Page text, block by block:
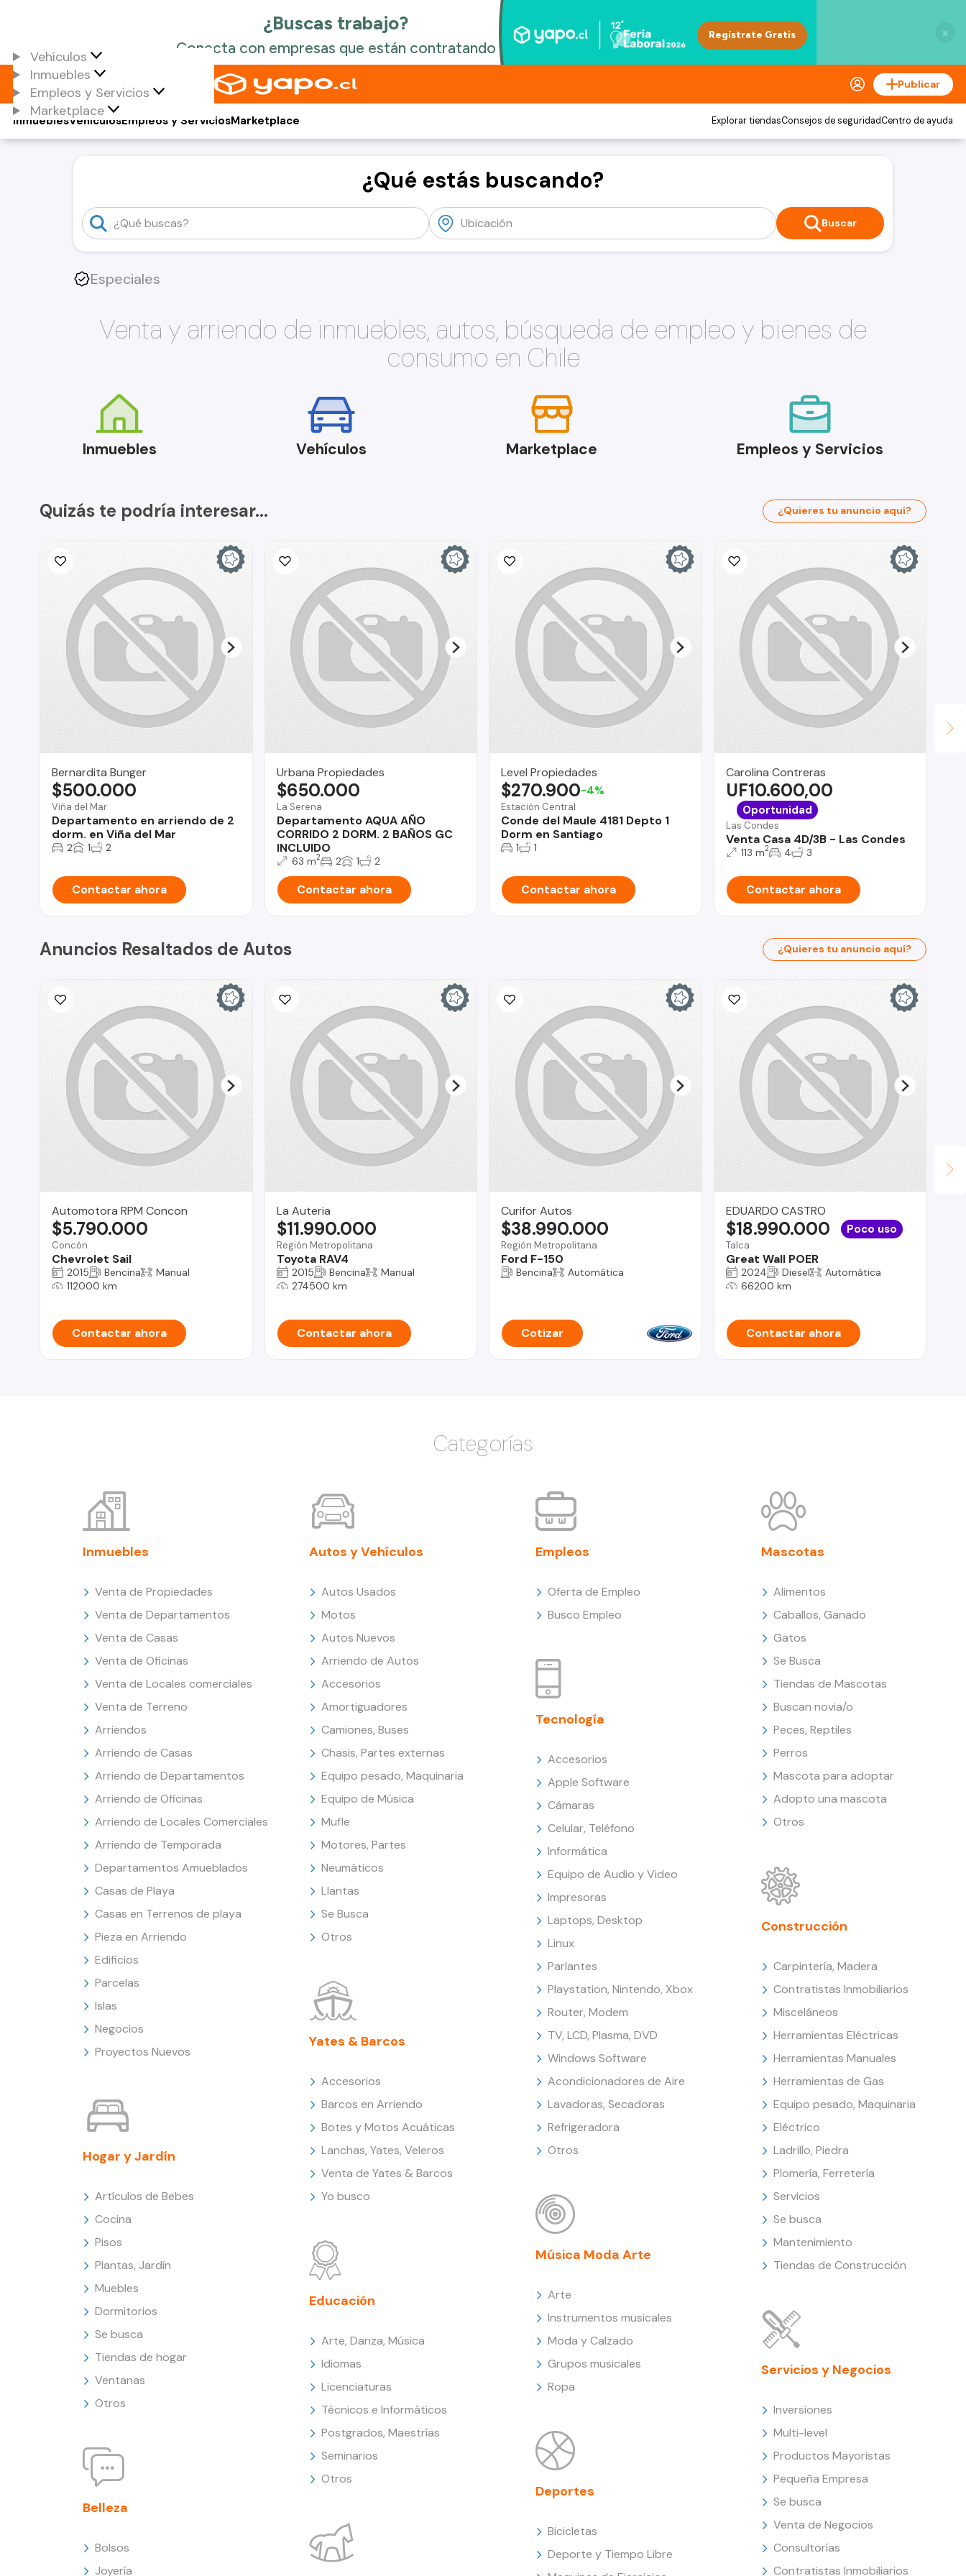
×
Vehículos
Inmuebles
Empleos y Servicios
Marketplace
Publicar
Vehículos
Inmuebles Empleos y ServiciosMarketplace Explorar tiendasConsejos de seguridadCentro de ayuda
¿Qué estás buscando?
Buscar
Especiales
Venta y arriendo de inmuebles, autos, búsqueda de empleo y bienes de
consumo en Chile
Inmuebles Vehículos Marketplace Empleos y Servicios
Quizás te podría interesar... ¿Quieres tu anuncio aquí?
Bernardita Bunger
Viña del Mar
Departamento en arriendo de 2
dorm. en Viña del Mar
$500.000
2 1 2
Contactar ahora
Urbana Propiedades
La Serena
Departamento AQUA AÑO
CORRIDO 2 DORM. 2 BAÑOS GC
INCLUIDO
$650.000
63 m2 2 1 2
Contactar ahora
Level Propiedades
Estación Central
Conde del Maule 4181 Depto 1
Dorm en Santiago
$270.900-4%
1 1
Contactar ahora
Carolina Contreras
Las Condes
Venta Casa 4D/3B - Las Condes
UF10.600,00
Oportunidad
113 m2 4 3
Contactar ahora
Anuncios Resaltados de Autos ¿Quieres tu anuncio aquí?
Automotora RPM Concon
Concón
Chevrolet Sail
$5.790.000
2015 Bencina
Manual
112000 km
Contactar ahora
La Auteria
Región Metropolitana
Toyota RAV4
$11.990.000
2015 Bencina
Manual
274500 km
Contactar ahora
Curifor Autos
Región Metropolitana
Ford F-150
$38.990.000
Bencina Automática
Cotizar
EDUARDO CASTRO
Talca
Great Wall POER
$18.990.000 Poco uso
2024 Diesel
Automática
66200 km
Contactar ahora
Categorías
Inmuebles
Venta de Propiedades
Venta de Departamentos
Venta de Casas
Venta de Oficinas
Venta de Locales comerciales
Venta de Terreno
Arriendos
Arriendo de Casas
Arriendo de Departamentos
Arriendo de Oficinas
Arriendo de Locales Comerciales
Arriendo de Temporada
Departamentos Amueblados
Casas de Playa
Casas en Terrenos de playa
Pieza en Arriendo
Edificios
Parcelas
Islas
Negocios
Proyectos Nuevos
Hogar y Jardín
Artículos de Bebes
Cocina
Pisos
Plantas, Jardín
Muebles
Dormitorios
Se busca
Tiendas de hogar
Ventanas
Otros
Belleza
Bolsos
Joyería
Autos y Vehículos
Autos Usados
Motos
Autos Nuevos
Arriendo de Autos
Accesorios
Amortiguadores
Camiones, Buses
Chasis, Partes externas
Equipo pesado, Maquinaria
Equipo de Música
Mufle
Motores, Partes
Neumáticos
Llantas
Se Busca
Otros
Yates & Barcos
Accesorios
Barcos en Arriendo
Botes y Motos Acuáticas
Lanchas, Yates, Veleros
Venta de Yates & Barcos
Yo busco
Educación
Arte, Danza, Música
Idiomas
Licenciaturas
Técnicos e Informáticos
Postgrados, Maestrías
Seminarios
Otros
Empleos
Oferta de Empleo
Busco Empleo
Tecnología
Accesorios
Apple Software
Cámaras
Celular, Teléfono
Informática
Equipo de Audio y Video
Impresoras
Laptops, Desktop
Linux
Parlantes
Playstation, Nintendo, Xbox
Router, Modem
TV, LCD, Plasma, DVD
Windows Software
Acondicionadores de Aire
Lavadoras, Secadoras
Refrigeradora
Otros
Música Moda Arte
Arte
Instrumentos musicales
Moda y Calzado
Grupos musicales
Ropa
Deportes
Bicicletas
Deporte y Tiempo Libre
Mascotas
Alimentos
Caballos, Ganado
Gatos
Se Busca
Tiendas de Mascotas
Buscan novia/o
Peces, Reptiles
Perros
Mascota para adoptar
Adopto una mascota
Otros
Construcción
Carpintería, Madera
Contratistas Inmobiliarios
Misceláneos
Herramientas Eléctricas
Herramientas Manuales
Herramientas de Gas
Equipo pesado, Maquinaria
Eléctrico
Ladrillo, Piedra
Plomería, Ferretería
Servicios
Se busca
Mantenimiento
Tiendas de Construcción
Servicios y Negocios
Inversiones
Multi-level
Productos Mayoristas
Pequeña Empresa
Se busca
Venta de Negocios
Consultorías
Contratistas Inmobiliarios